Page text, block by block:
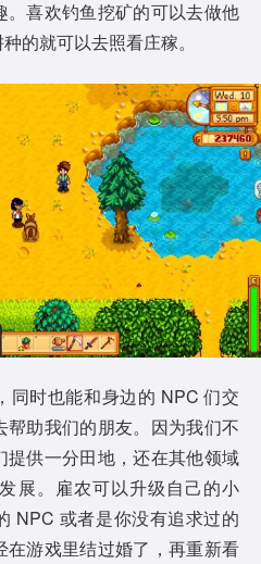
喜欢钓鱼挖矿的可以去做他
的就可以去照看庄稼。
同时也能和身边的 NPC 们交
助我们的朋友。因为我们不
供一分田地，还在其他领域
展。雇农可以升级自己的小
NPC 或者是你没有追求过的
游戏里结过婚了，再重新看